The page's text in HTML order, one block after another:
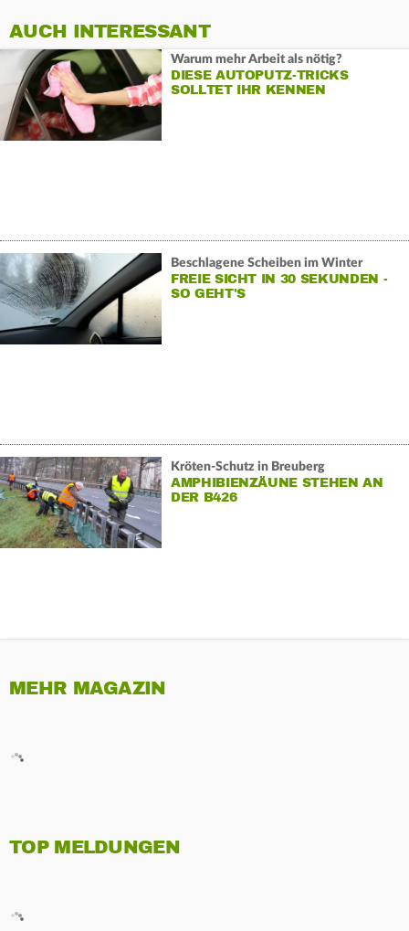
AUCH INTERESSANT
Warum mehr Arbeit als nötig?
DIESE AUTOPUTZ-TRICKS
SOLLTET IHR KENNEN
Beschlagene Scheiben im Winter
FREIE SICHT IN 30 SEKUNDEN -
SO GEHT'S
Kröten-Schutz in Breuberg
AMPHIBIENZÄUNE STEHEN AN
DER B426
MEHR MAGAZIN
TOP MELDUNGEN